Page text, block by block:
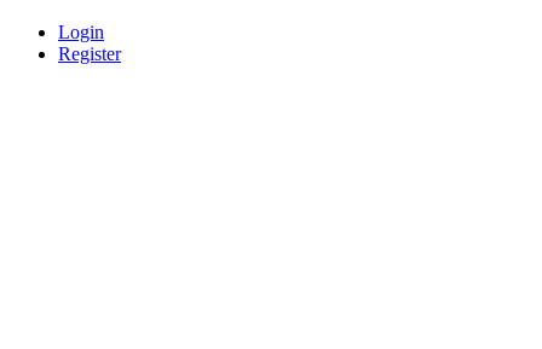
Login
Register